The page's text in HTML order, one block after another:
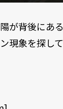
が背後にあ
現象を探して